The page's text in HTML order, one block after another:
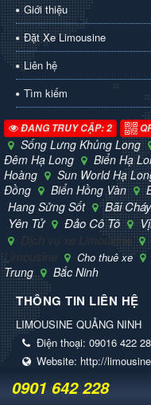
Giới thiệu
Đặt Xe Limousine
Liên hệ
Tìm kiếm
ĐANG TRUY CẬP: 2
Sống Lưng Khủng Long
Đêm Hạ Long
Biển Hạ
Hoàng
Sun World Hạ
Đồng
Biển Hồng Vàn
Hang Sửng Sốt
Bãi
Yên Tử Đảo Cô Tô
Dịch vụ xe Limousine
Limousine
Cho thuê xe
Trung
Bắc Ninh
THÔNG TIN LIÊN HỆ
LIMOUSINE QUẢNG NINH
Điện thoại: 09016 422 28
Website: http://
0901 642 228